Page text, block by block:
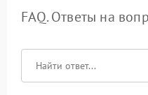
FAQ. Ответы на